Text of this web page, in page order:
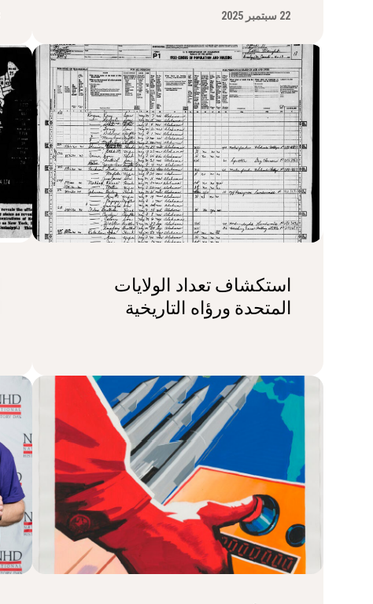
22 سبتمبر 2025
استكشاف تعداد الولايات
المتحدة ورؤاه التاريخية